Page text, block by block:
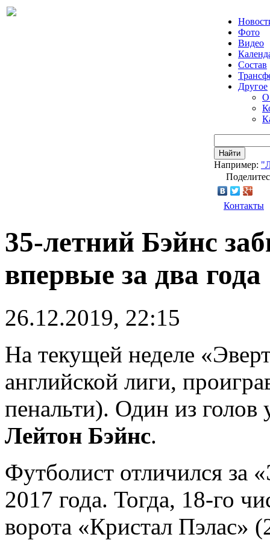
Фото
Видео
Состав
Другое
О
Найти
Например:
Контакты
35-летний Бэйнс
впервые за два года
26.12.2019, 22:15
На текущей неделе
английской лиги,
пенальти). Один из голов
Лейтон Бэйнс.
Футболист отличился за
2017 года. Тогда, 18-го
ворота «Кристал Пэлас»